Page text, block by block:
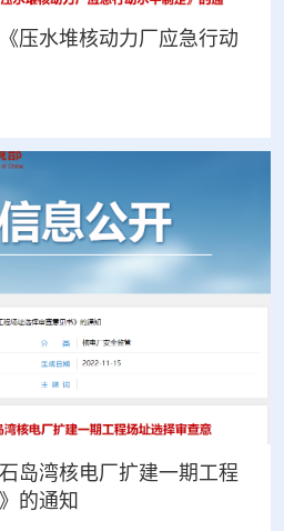
压水堆核动力厂应急行动
岛湾核电厂扩建一期工程
的通知